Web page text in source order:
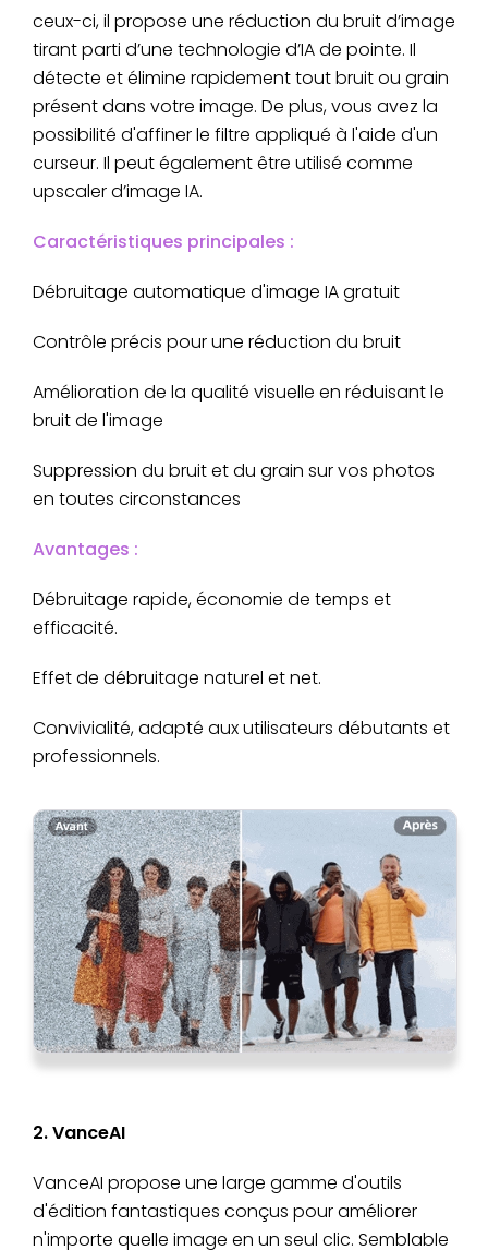
ceux-ci, il propose une réduction du bruit d’image
tirant parti d’une technologie d’IA de pointe. Il
détecte et élimine rapidement tout bruit ou grain
présent dans votre image. De plus, vous avez la
possibilité d'affiner le filtre appliqué à l'aide d'un
curseur. Il peut également être utilisé comme
upscaler d’image IA.
Caractéristiques principales :
Débruitage automatique d'image IA gratuit
Contrôle précis pour une réduction du bruit
Amélioration de la qualité visuelle en réduisant le
bruit de l'image
Suppression du bruit et du grain sur vos photos
en toutes circonstances
Avantages :
Débruitage rapide, économie de temps et
efficacité.
Effet de débruitage naturel et net.
Convivialité, adapté aux utilisateurs débutants et
professionnels.
2. VanceAI
VanceAI propose une large gamme d'outils
d'édition fantastiques conçus pour améliorer
n'importe quelle image en un seul clic. Semblable